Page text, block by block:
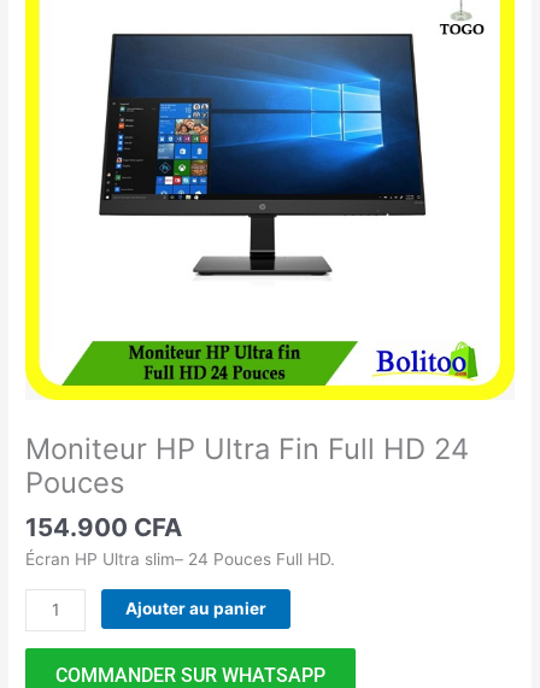
Moniteur HP Ultra Fin Full HD 24
Pouces
154.900 CFA
Écran HP Ultra slim– 24 Pouces Full HD.
Ajouter au panier
COMMANDER SUR WHATSAPP